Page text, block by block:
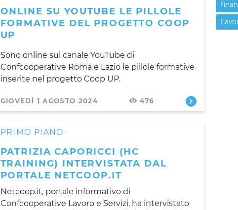
ONLINE SU YOUTUBE LE PILLOLE
FORMATIVE DEL PROGETTO COOP
UP
Sono online sul canale YouTube di
Confcooperative Roma e Lazio le pillole formative
inserite nel progetto Coop UP.
GIOVEDÌ 1 AGOSTO 2024 476
PRIMO PIANO
PATRIZIA CAPORICCI (HC
TRAINING) INTERVISTATA DAL
PORTALE NETCOOP.IT
Netcoop.it, portale informativo di
Confcooperative Lavoro e Servizi, ha intervistato